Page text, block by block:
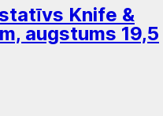
Knife &
augstums 19,5